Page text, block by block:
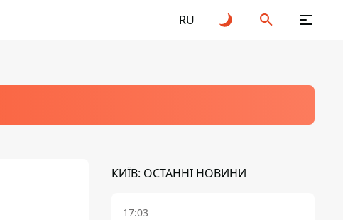
RU
КИЇВ: ОСТАННІ НОВИНИ
17:03